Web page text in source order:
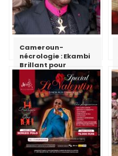
Cameroun-
nécrologie : Ekambi
Brillant pour